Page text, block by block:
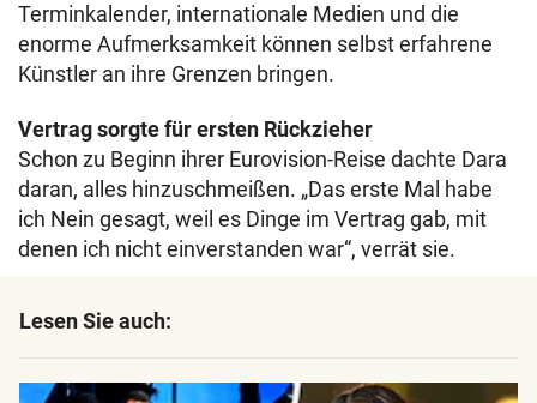
Terminkalender, internationale Medien und die
enorme Aufmerksamkeit können selbst erfahrene
Künstler an ihre Grenzen bringen.
Vertrag sorgte für ersten Rückzieher
Schon zu Beginn ihrer Eurovision-Reise dachte Dara
daran, alles hinzuschmeißen. „Das erste Mal habe
ich Nein gesagt, weil es Dinge im Vertrag gab, mit
denen ich nicht einverstanden war“, verrät sie.
Lesen Sie auch: